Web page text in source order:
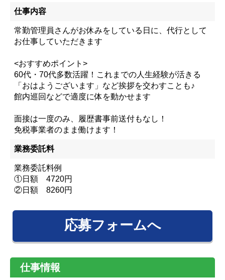
仕事内容
常勤管理員さんがお休みをしている日に、代行として
お仕事していただきます
<おすすめポイント>
60代・70代多数活躍！これまでの人生経験が活きる
「おはようございます」など挨拶を交わすことも♪
館内巡回などで適度に体を動かせます
面接は一度のみ、履歴書事前送付もなし！
免税事業者のまま働けます！
業務委託料
業務委託料例
①日額 4720円
②日額 8260円
応募フォームへ
仕事情報